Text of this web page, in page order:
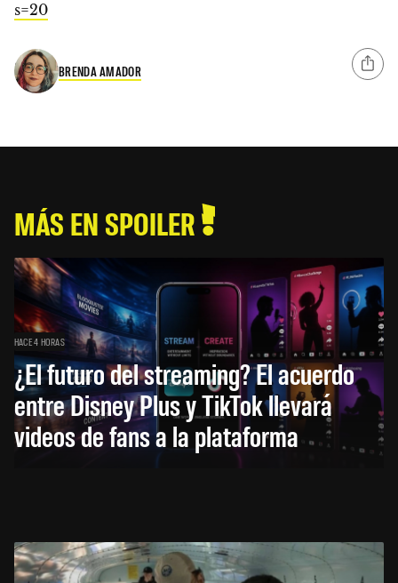
s=20
BRENDA AMADOR
MÁS EN SPOILER
HACE 4 HORAS
¿El futuro del streaming? El acuerdo
entre Disney Plus y TikTok llevará
videos de fans a la plataforma